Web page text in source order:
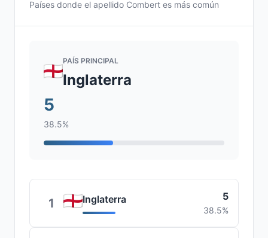
Países donde el apellido Combert es más común
PAÍS PRINCIPAL
Inglaterra
5
38.5%
1 Inglaterra 5
38.5%